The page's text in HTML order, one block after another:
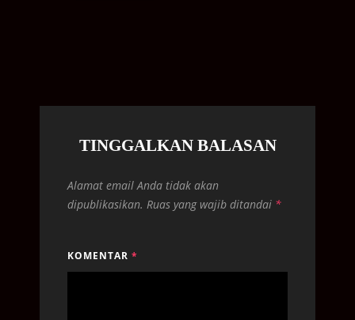
TINGGALKAN BALASAN
Alamat email Anda tidak akan
dipublikasikan. Ruas yang wajib ditandai *
KOMENTAR *